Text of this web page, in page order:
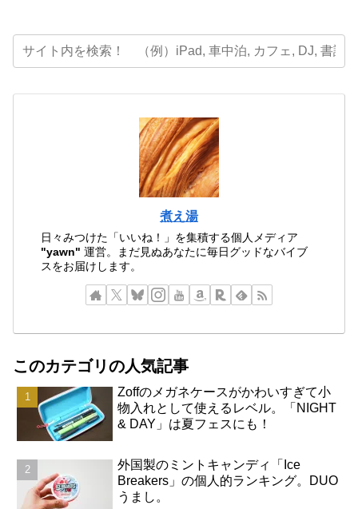
煮え湯
日々みつけた「いいね！」を集積する個人メディア
"yawn" 運営。まだ見ぬあなたに毎日グッドなバイブ
スをお届けします。
このカテゴリの人気記事
Zoffのメガネケースがかわいすぎて小
物入れとして使えるレベル。「NIGHT
& DAY」は夏フェスにも！
外国製のミントキャンディ「Ice
Breakers」の個人的ランキング。DUO
うまし。